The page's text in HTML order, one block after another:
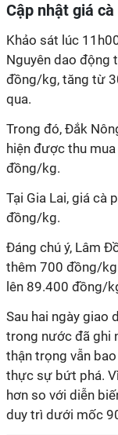
Cập nhật giá
Khảo sát lúc
Nguyên dao động
đồng/kg, tăng từ
qua.
Trong đó, Đắk
hiện được thu
đồng/kg.
Tại Gia Lai, giá cà
đồng/kg.
Đáng chú ý, Lâm
thêm 700 đồng/
lên 89.400 đồng/
Sau hai ngày giao
trong nước đã ghi
thận trọng vẫn
thực sự bứt phá.
hơn so với diễn
duy trì dưới mốc